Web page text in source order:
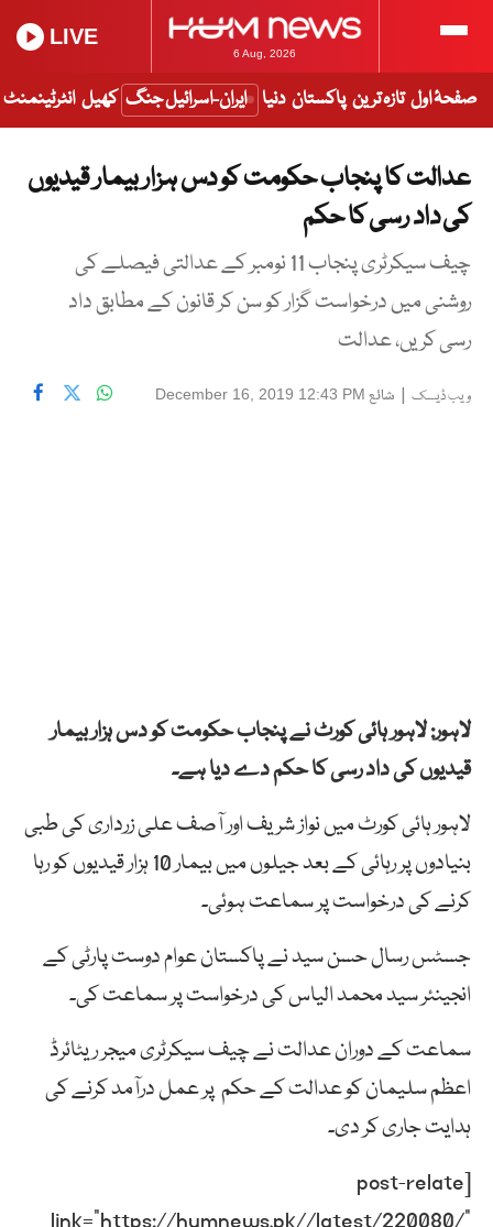
6 Aug, 2026
LIVE
صفحۂ اول تازہ ترین پاکستان دنیا ایران-اسرائیل جنگ کھیل انٹرٹینمنٹ
عدالت کا پنجاب حکومت کو دس ہزار بیمار قیدیوں
کی داد رسی کا حکم
چیف سیکرٹری پنجاب 11 نومبر کے عدالتی فیصلے کی
روشنی میں درخواست گزار کو سن کر قانون کے مطابق داد
رسی کریں، عدالت
ویب ڈیسک | شائع December 16, 2019 12:43 PM
لاہور: لاہور ہائی کورٹ نے پنجاب حکومت کو دس ہزار بیمار
قیدیوں کی داد رسی کا حکم دے دیا ہے۔
لاہور ہائی کورٹ میں نواز شریف اور آصف علی زرداری کی طبی
بنیادوں پر رہائی کے بعد جیلوں میں بیمار 10 ہزار قیدیوں کو رہا
کرنے کی درخواست پر سماعت ہوئی۔
جسٹس رسال حسن سید نے پاکستان عوام دوست پارٹی کے
انجینئر سید محمد الیاس کی درخواست پر سماعت کی۔
سماعت کے دوران عدالت نے چیف سیکرٹری میجر ریٹائرڈ
اعظم سلیمان کو عدالت کے حکم پر عمل درآمد کرنے کی
ہدایت جاری کر دی۔
[post-relate